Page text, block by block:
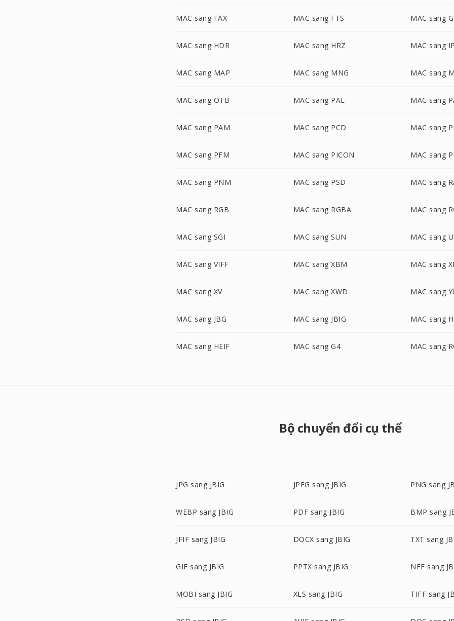
MAC sang FAX MAC sang FTS MAC sang
MAC sang HDR MAC sang HRZ MAC sang
MAC sang MAP MAC sang MNG MAC sang
MAC sang OTB MAC sang PAL MAC sang
MAC sang PAM MAC sang PCD MAC sang
MAC sang PFM MAC sang PICON MAC sang
MAC sang PNM MAC sang PSD MAC sang
MAC sang RGB MAC sang RGBA MAC sang
MAC sang SGI MAC sang SUN MAC sang
MAC sang VIFF MAC sang XBM MAC sang
MAC sang XV MAC sang XWD MAC sang
MAC sang JBG MAC sang JBIG MAC sang
MAC sang HEIF MAC sang G4 MAC sang
Bộ chuyển đổi cụ thể
JPG sang JBIG JPEG sang JBIG PNG sang
WEBP sang JBIG PDF sang JBIG BMP sang
JFIF sang JBIG DOCX sang JBIG TXT sang
GIF sang JBIG PPTX sang JBIG NEF sang
MOBI sang JBIG XLS sang JBIG TIFF sang